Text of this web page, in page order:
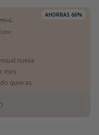
AHORRAS 66%
€
nueva
mes
quieras